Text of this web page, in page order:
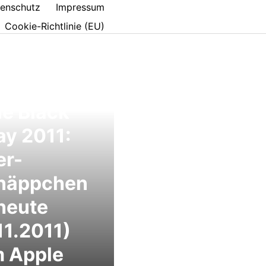
Impressum
Cookie-Richtlinie (EU)
2011:
Apple